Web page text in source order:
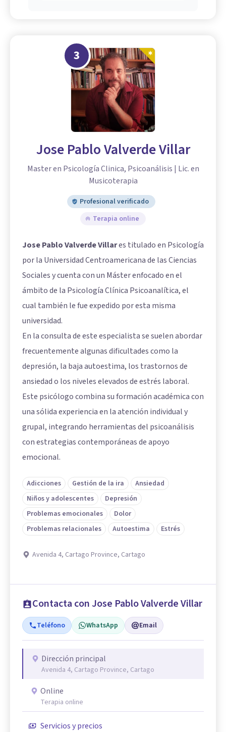
3
Jose Pablo Valverde Villar
Master en Psicología Clinica, Psicoanálisis | Lic. en
Musicoterapia
Profesional verificado
Terapia online
Jose Pablo Valverde Villares titulado en Psicología
por la Universidad Centroamericana de las Ciencias
Sociales y cuenta con un Máster enfocado en el
ámbito de la Psicología Clínica Psicoanalítica, el
cual también le fue expedido por esta misma
universidad.
En la consulta de este especialista se suelen abordar
frecuentemente algunas dificultades como la
depresión, la baja autoestima, los trastornos de
ansiedad o los niveles elevados de estrés laboral.
Este psicólogo combina su formación académica con
una sólida experiencia en la atención individual y
grupal, integrando herramientas del psicoanálisis
con estrategias contemporáneas de apoyo
emocional.
Adicciones Gestión de la ira
Ansiedad
Niños y adolescentes
Depresión
Problemas emocionales
Dolor
Problemas relacionales
Autoestima Estrés
Avenida 4, Cartago Province, Cartago
Contacta con Jose Pablo Valverde Villar
Teléfono WhatsApp Email
Dirección principal
Avenida 4, Cartago Province, Cartago
Online
Terapia online
Servicios y precios